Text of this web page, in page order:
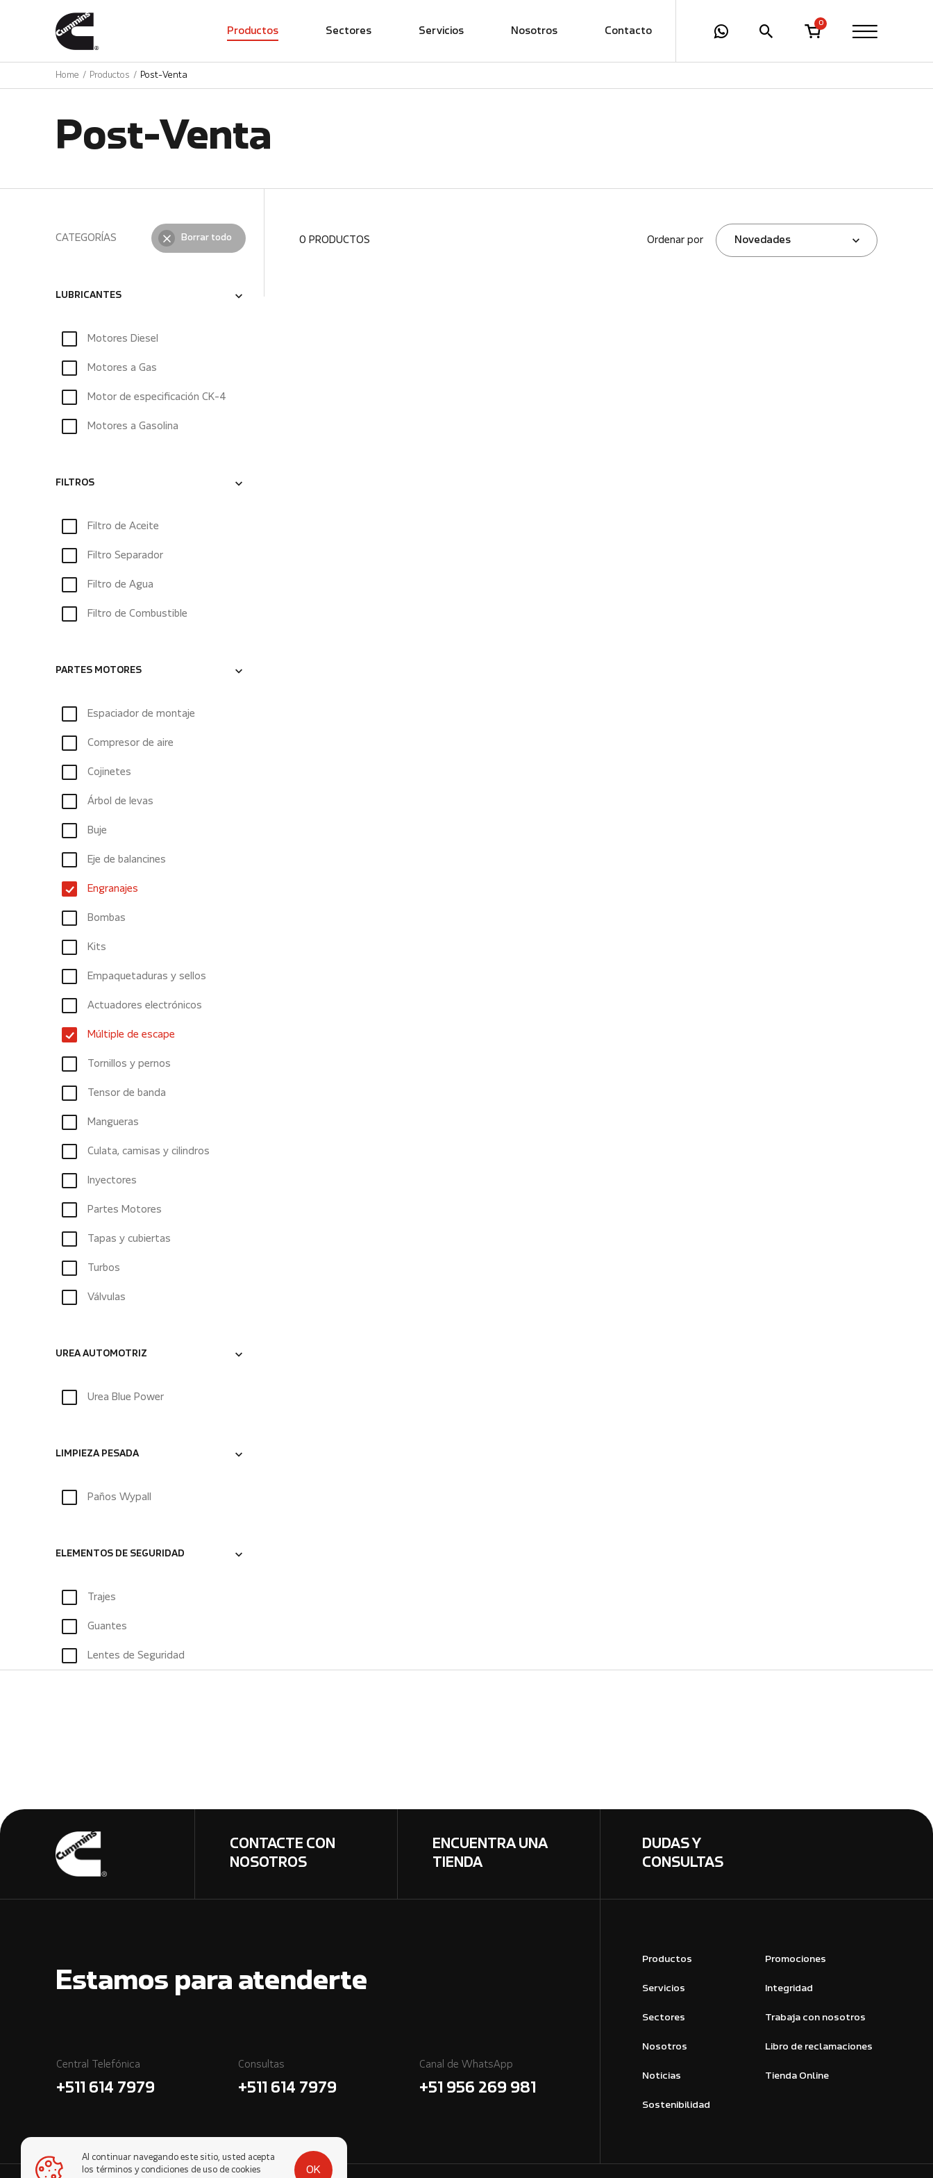
Productos Sectores Servicios Nosotros Contacto
0
Home Productos Post-Venta
Post-Venta
CATEGORÍAS Borrar todo
LUBRICANTES
Motores Diesel
Motores a Gas
Motor de especificación CK-4
Motores a Gasolina
FILTROS
Filtro de Aceite
Filtro Separador
Filtro de Agua
Filtro de Combustible
PARTES MOTORES
Espaciador de montaje
Compresor de aire
Cojinetes
Árbol de levas
Buje
Eje de balancines
Engranajes
Bombas
Kits
Empaquetaduras y sellos
Actuadores electrónicos
Múltiple de escape
Tornillos y pernos
Tensor de banda
Mangueras
Culata, camisas y cilindros
Inyectores
Partes Motores
Tapas y cubiertas
Turbos
Válvulas
UREA AUTOMOTRIZ
Urea Blue Power
LIMPIEZA PESADA
Paños Wypall
ELEMENTOS DE SEGURIDAD
Trajes
Guantes
Lentes de Seguridad
0 PRODUCTOS Ordenar por Novedades
CONTACTE CON
NOSOTROS
ENCUENTRA UNA
TIENDA
DUDAS Y
CONSULTAS
Estamos para atenderte
Central Telefónica
+511 614 7979
Consultas
+511 614 7979
Canal de WhatsApp
+51 956 269 981
Productos
Servicios
Sectores
Nosotros
Noticias
Sostenibilidad
Promociones
Integridad
Trabaja con nosotros
Libro de reclamaciones
Tienda Online
Al continuar navegando este sitio, usted acepta
los términos y condiciones de uso de cookies
OK